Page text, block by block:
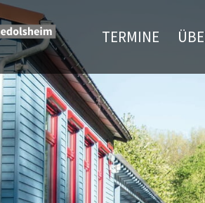
TERMINE